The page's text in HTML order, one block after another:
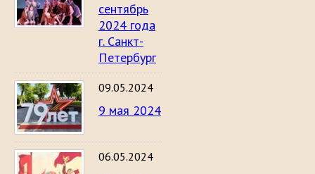
сентябрь
2024 года
г. Санкт-
Петербург
09.05.2024
9 мая 2024
06.05.2024